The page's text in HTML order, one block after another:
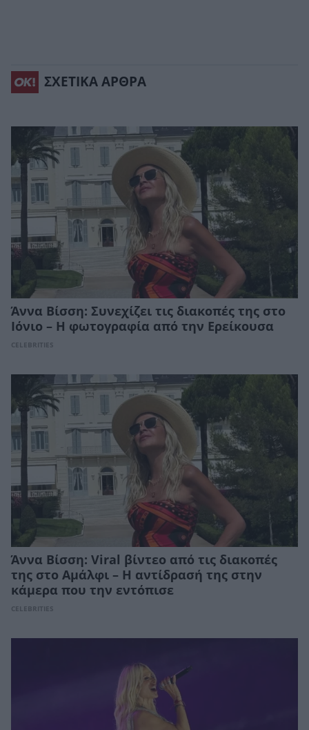
ΣΧΕΤΙΚΑ ΑΡΘΡΑ
Άννα Βίσση: Συνεχίζει τις διακοπές της στο
Ιόνιο – Η φωτογραφία από την Ερείκουσα
CELEBRITIES
Άννα Βίσση: Viral βίντεο από τις διακοπές
της στο Αμάλφι – Η αντίδρασή της στην
κάμερα που την εντόπισε
CELEBRITIES